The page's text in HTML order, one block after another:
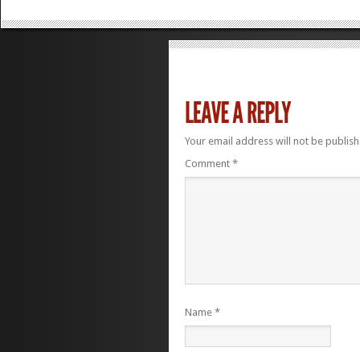
Your email address will not be
Comment *
Name *